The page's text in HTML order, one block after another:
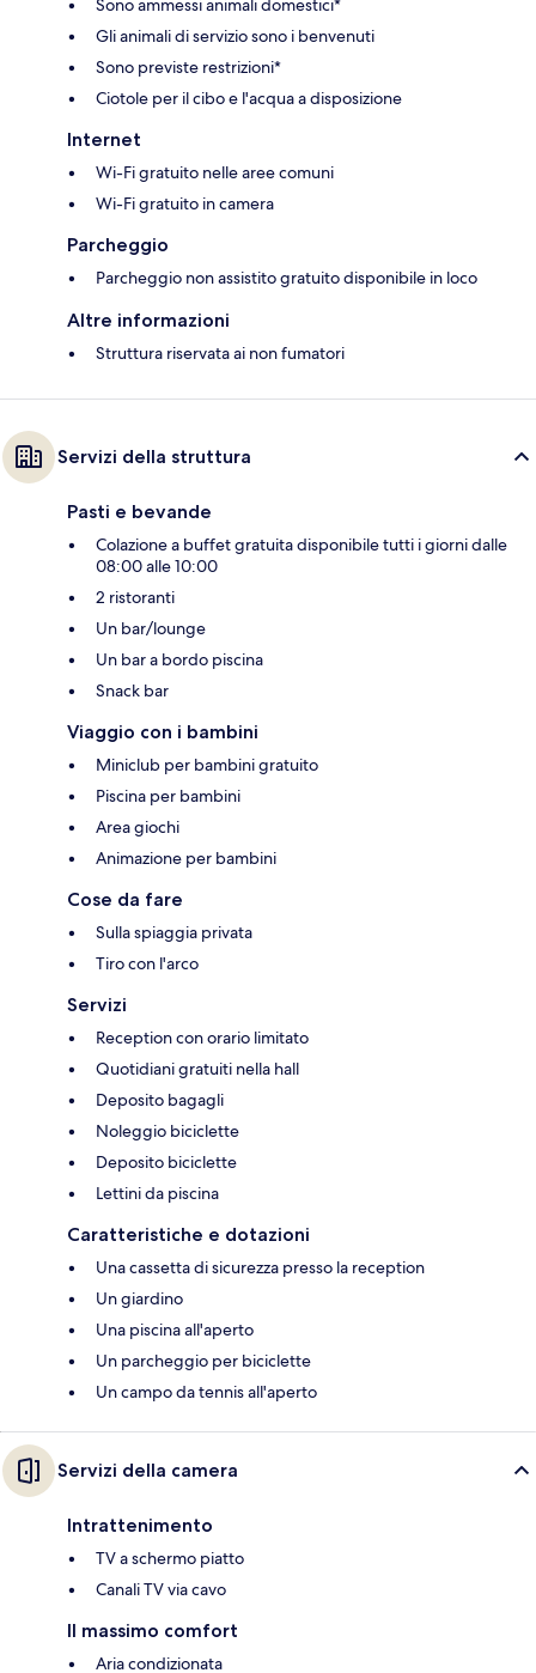
Sono ammessi animali domestici*
Gli animali di servizio sono i benvenuti
Sono previste restrizioni*
Ciotole per il cibo e l'acqua a disposizione
Internet
Wi-Fi gratuito nelle aree comuni
Wi-Fi gratuito in camera
Parcheggio
Parcheggio non assistito gratuito disponibile in loco
Altre informazioni
Struttura riservata ai non fumatori
Servizi della struttura
Pasti e bevande
Colazione a buffet gratuita disponibile tutti i giorni dalle
08:00 alle 10:00
2 ristoranti
Un bar/lounge
Un bar a bordo piscina
Snack bar
Viaggio con i bambini
Miniclub per bambini gratuito
Piscina per bambini
Area giochi
Animazione per bambini
Cose da fare
Sulla spiaggia privata
Tiro con l'arco
Servizi
Reception con orario limitato
Quotidiani gratuiti nella hall
Deposito bagagli
Noleggio biciclette
Deposito biciclette
Lettini da piscina
Caratteristiche e dotazioni
Una cassetta di sicurezza presso la reception
Un giardino
Una piscina all'aperto
Un parcheggio per biciclette
Un campo da tennis all'aperto
Servizi della camera
Intrattenimento
TV a schermo piatto
Canali TV via cavo
Il massimo comfort
Aria condizionata